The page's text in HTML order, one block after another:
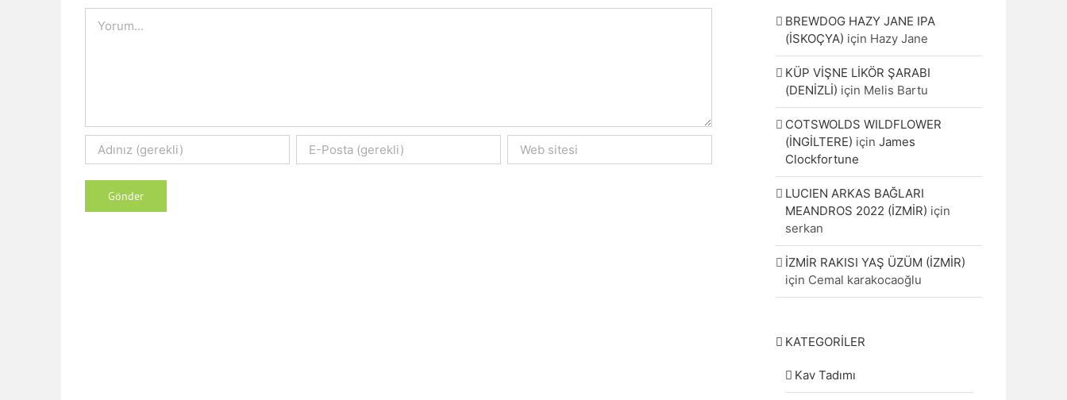
BREWDOG HAZY JANE IPA
(İSKOÇYA) için Hazy Jane
KÜP VİŞNE LİKÖR ŞARABI
(DENİZLİ) için Melis Bartu
COTSWOLDS WILDFLOWER
(İNGİLTERE) içinJames
Clockfortune
LUCIEN ARKAS BAĞLARI
MEANDROS 2022 (İZMİR) için
serkan
İZMİR RAKISI YAŞ ÜZÜM (İZMİR)
için Cemal karakocaoğlu
KATEGORİLER
Kav Tadımı